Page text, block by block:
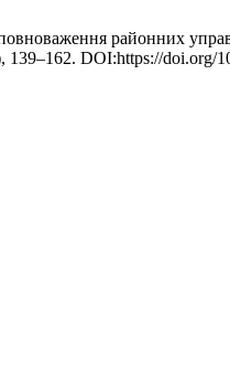
районних
139–162. DOI:https://doi.org/